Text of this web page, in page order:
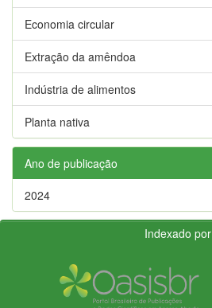
Economia circular
Extração da amêndoa
Indústria de alimentos
Planta nativa
Ano de publicação
2024
Indexado por